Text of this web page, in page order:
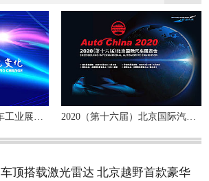
2020（第十六届）北京国际汽车展览会
车顶搭载激光雷达 北京越野首款豪华